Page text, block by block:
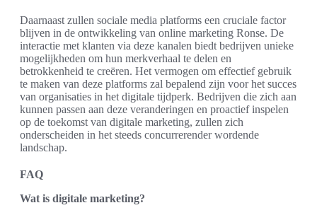
Daarnaast zullen sociale media platforms een cruciale factor
blijven in de ontwikkeling van online marketing Ronse. De
interactie met klanten via deze kanalen biedt bedrijven unieke
mogelijkheden om hun merkverhaal te delen en
betrokkenheid te creëren. Het vermogen om effectief gebruik
te maken van deze platforms zal bepalend zijn voor het succes
van organisaties in het digitale tijdperk. Bedrijven die zich aan
kunnen passen aan deze veranderingen en proactief inspelen
op de toekomst van digitale marketing, zullen zich
onderscheiden in het steeds concurrerender wordende
landschap.
FAQ
Wat is digitale marketing?